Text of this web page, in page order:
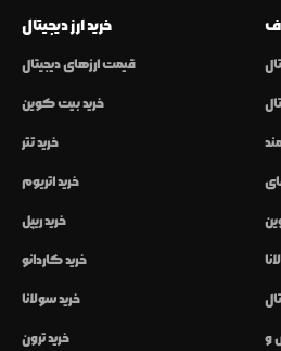
خرید ارز دیجیتال
قیمت ارزهای دیجیتال
خرید بیت کوین
خرید تتر
خرید اتریوم
خرید ریپل
خرید کاردانو
خرید سولانا
خرید ترون و